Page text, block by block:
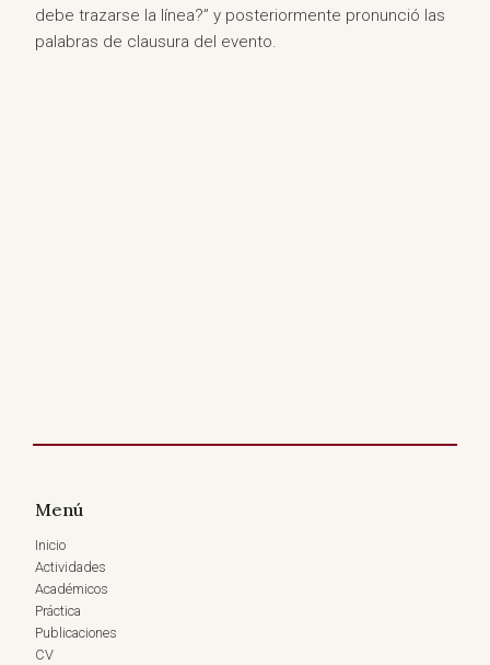
debe trazarse la línea?” y posteriormente pronunció las
palabras de clausura del evento.
Menú
Inicio
Actividades
Académicos
Práctica
Publicaciones
CV